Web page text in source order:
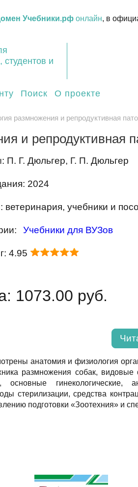
Учебники.рф онлайн, в
студентов и
Поиск О проекте
размножения и репродуктивная
и репродуктивная
П. Г. Дюльгер, Г. П. Дюльгер
2024
учебники и
Учебники для ВУЗов
4.95
1073.00 руб.
анатомия и физиология
размножения собак, видовые
основные гинекологические,
стерилизации, средства
подготовки «Зоотехния» и